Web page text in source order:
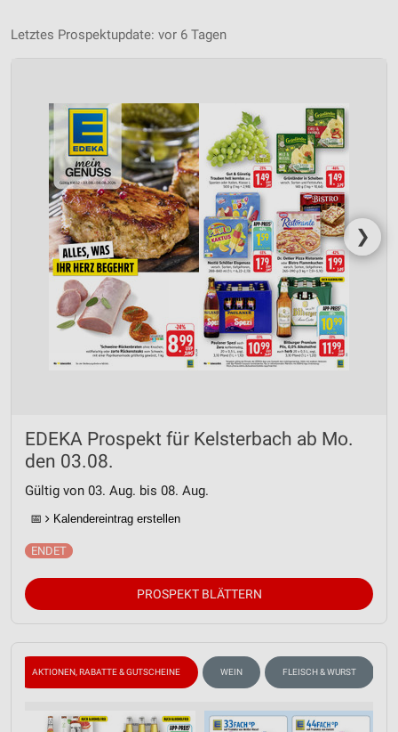
Letztes Prospektupdate: vor 6 Tagen
❯
EDEKA Prospekt für Kelsterbach ab Mo.
den 03.08.
Gültig von 03. Aug. bis 08. Aug.
📅 Kalendereintrag erstellen
PROSPEKT BLÄTTERN
AKTIONEN, RABATTE & GUTSCHEINE WEIN FLEISCH & WURST